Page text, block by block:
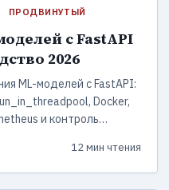
ПРОДВИНУТЫЙ
с FastAPI
2026
ML-моделей с FastAPI:
Docker,
и контроль
12 мин чтения